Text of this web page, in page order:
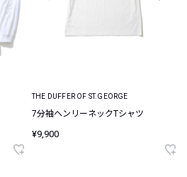
THE DUFFER OF ST.GEORGE
7分袖ヘンリーネックTシャツ
¥9,900